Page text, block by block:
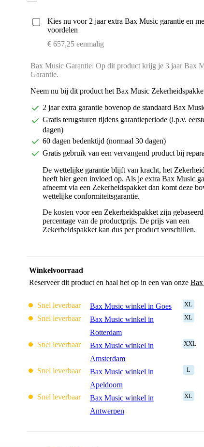
Kies nu voor 2 jaar extra Bax Music garantie en
voordelen
€ 657,25 eenmalig
Bax Music Garantie: Op dit product krijg je 3 jaar Bax
Garantie.
Neem nu bij dit product het Bax Music
2 jaar extra garantie bovenop de standaard Bax
Gratis terugsturen tijdens garantieperiode (i.p.v.
dagen)
60 dagen bedenktijd (normaal 30 dagen)
Gratis gebruik van een vervangend product bij
De wettelijke garantie blijft van kracht, het
heeft hier geen invloed op. Als je extra Bax Music
afneemt via een Zekerheidspakket dan komt deze
wettelijke conformiteitsgarantie.
De kosten voor een Zekerheidspakket zijn
percentage van de productprijs. De prijs van een
Zekerheidspakket kan dus per product verschillen.
Winkelvoorraad
Reserveer dit product en haal het op in een van onze
Snel leverbaar Bax Music winkel in Goes XL
Snel leverbaar
Bax Music winkel in
Rotterdam
XL
Snel leverbaar
Bax Music winkel in
Amsterdam
XXL
Snel leverbaar
Bax Music winkel in
Apeldoorn
L
Snel leverbaar
Bax Music winkel in
Antwerpen
XL